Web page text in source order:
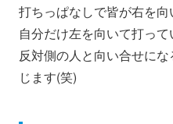
打ちっぱなしで皆が右を向
自分だけ左を向いて打って
反対側の人と向い合せに
じます(笑)